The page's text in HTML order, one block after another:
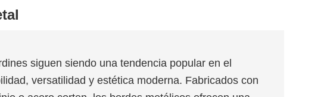
siguen siendo una tendencia popular en el
versatilidad y estética moderna. Fabricados con